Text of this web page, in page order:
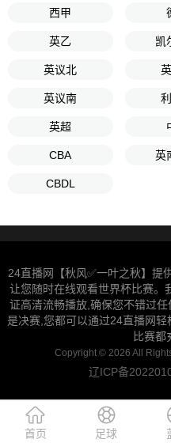
西甲
英乙 凯
英议北
英议南
英超
CBA 英
CBDL
24直播网【秋风✅一叶之秋】提
让您随时在线观看世界杯比赛。
证高清流畅播放,确保您不错过
是决赛,您都可以通过24直播网
比赛都
Copyright © 2026 All
辽ICP备
首页 足球